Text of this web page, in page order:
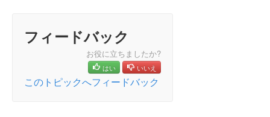
フィードバック
お役に立ちましたか?
はい いいえ
このトピックへフィードバック